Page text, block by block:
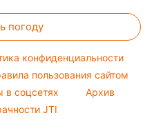
погоду
конфиденциальности
пользования сайтом
в соцсетях
Архив
JTI